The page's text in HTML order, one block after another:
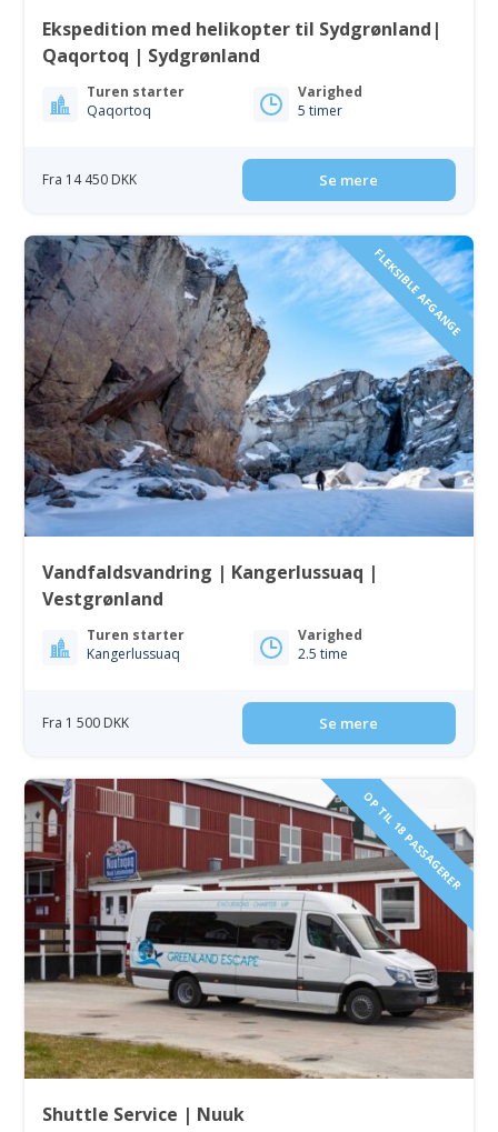
Ekspedition med helikopter til Sydgrønland|
Qaqortoq | Sydgrønland
Turen starter
Qaqortoq
Varighed
5 timer
Fra 14 450 DKK Se mere
FLEKSIBLE AFGANGE
Vandfaldsvandring | Kangerlussuaq |
Vestgrønland
Turen starter
Kangerlussuaq
Varighed
2.5 time
Fra 1 500 DKK Se mere
OP TIL 18 PASSAGERER
Shuttle Service | Nuuk